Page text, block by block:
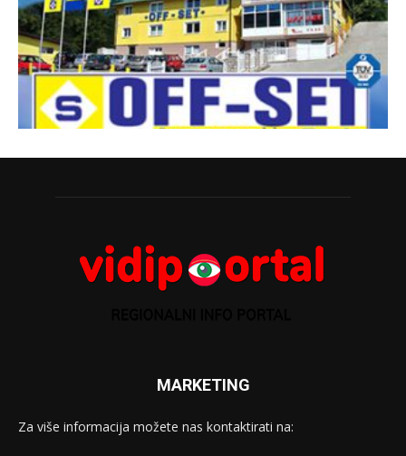
MARKETING
Za više informacija možete nas kontaktirati na: